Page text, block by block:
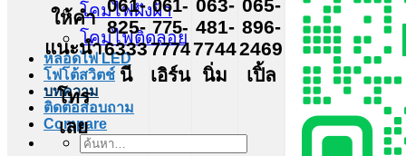
โคมไฟฝังฝ้า
โคมไฟติดลอย
หลอดไฟ LED
โฟโต้สวิตช์
บทความ
ติดต่อสอบถาม
Compare
ค้นหา:
ให้คำ
แนะนำ
โทร
เลย
061-
825-
6333
นี
061-
775-
7774
เอิร์น
063-
481-
7744
นิ่ม
065-
896-
2469
เปิ้ล